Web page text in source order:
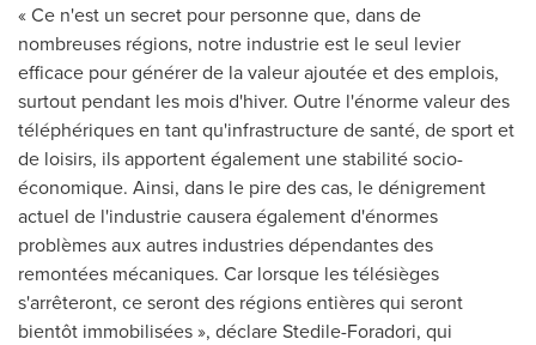
« Ce n'est un secret pour personne que, dans de
nombreuses régions, notre industrie est le seul levier
efficace pour générer de la valeur ajoutée et des emplois,
surtout pendant les mois d'hiver. Outre l'énorme valeur des
téléphériques en tant qu'infrastructure de santé, de sport et
de loisirs, ils apportent également une stabilité socio-
économique. Ainsi, dans le pire des cas, le dénigrement
actuel de l'industrie causera également d'énormes
problèmes aux autres industries dépendantes des
remontées mécaniques. Car lorsque les télésièges
s'arrêteront, ce seront des régions entières qui seront
bientôt immobilisées », déclare Stedile-Foradori, qui